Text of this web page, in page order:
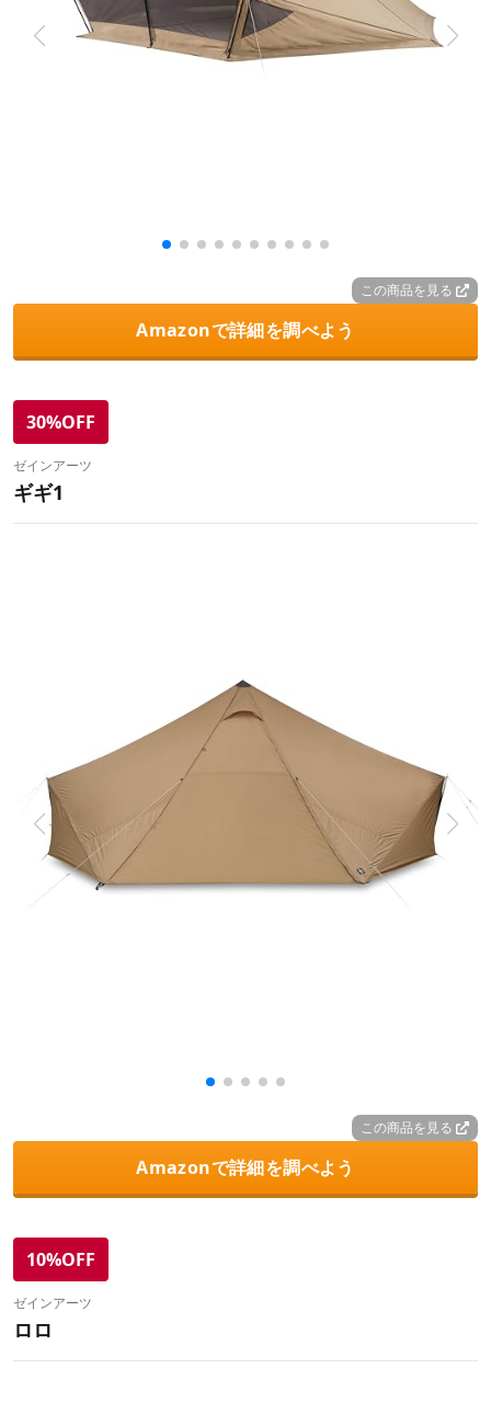
この商品を見る
Amazonで詳細を調べよう
30%OFF
ゼインアーツ
ギギ1
この商品を見る
Amazonで詳細を調べよう
10%OFF
ゼインアーツ
ロロ